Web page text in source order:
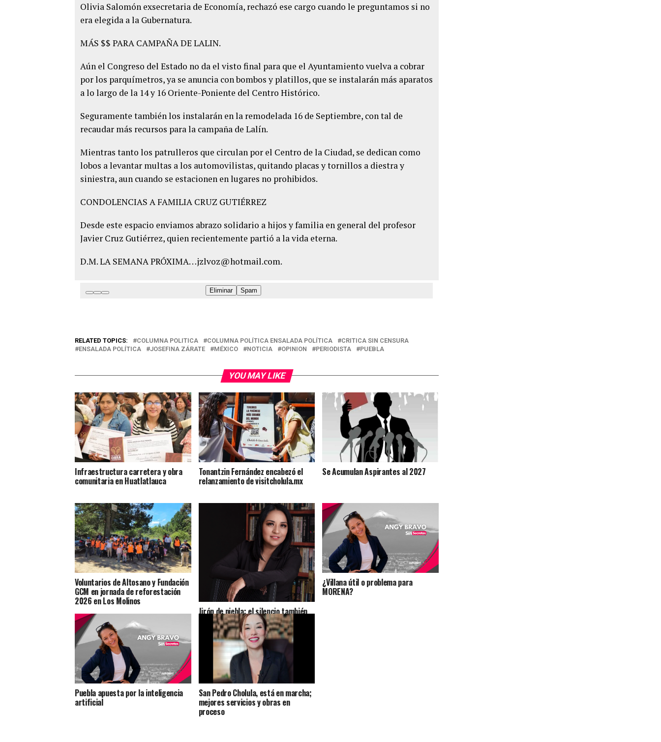
Olivia Salomón exsecretaria de Economía, rechazó ese cargo cuando le preguntamos si no
era elegida a la Gubernatura.
MÁS $$ PARA CAMPAÑA DE LALIN.
Aún el Congreso del Estado no da el visto final para que el Ayuntamiento vuelva a cobrar
por los parquímetros, ya se anuncia con bombos y platillos, que se instalarán más aparatos
a lo largo de la 14 y 16 Oriente-Poniente del Centro Histórico.
Seguramente también los instalarán en la remodelada 16 de Septiembre, con tal de
recaudar más recursos para la campaña de Lalín.
Mientras tanto los patrulleros que circulan por el Centro de la Ciudad, se dedican como
lobos a levantar multas a los automovilistas, quitando placas y tornillos a diestra y
siniestra, aun cuando se estacionen en lugares no prohibidos.
CONDOLENCIAS A FAMILIA CRUZ GUTIÉRREZ
Desde este espacio enviamos abrazo solidario a hijos y familia en general del profesor
Javier Cruz Gutiérrez, quien recientemente partió a la vida eterna.
D.M. LA SEMANA PRÓXIMA…jzlvoz@hotmail.com.
Eliminar Spam
RELATED TOPICS: COLUMNA POLITICA COLUMNA POLÍTICA ENSALADA POLÍTICA
CRITICA SIN CENSURA
ENSALADA POLÍTICA
JOSEFINA ZÁRATE MÉXICO NOTICIA OPINION PERIODISTA PUEBLA
YOU MAY LIKE
Infraestructura carretera y obra
comunitaria en Huatlatlauca
Tonantzin Fernández encabezó el
relanzamiento de visitcholula.mx
Se Acumulan Aspirantes al 2027
Voluntarios de Altosano y Fundación
GCM en jornada de reforestación
2026 en Los Molinos
Jirón de niebla: el silencio también
cuenta historias
¿Villana útil o problema para
MORENA?
Puebla apuesta por la inteligencia
artificial
San Pedro Cholula, está en marcha;
mejores servicios y obras en
proceso